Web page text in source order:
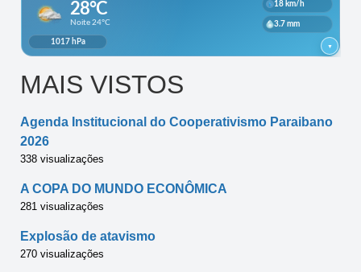
MAIS VISTOS
Agenda Institucional do Cooperativismo Paraibano
2026
338 visualizações
A COPA DO MUNDO ECONÔMICA
281 visualizações
Explosão de atavismo
270 visualizações